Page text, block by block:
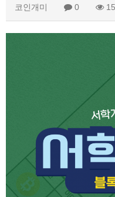
코인개미 0